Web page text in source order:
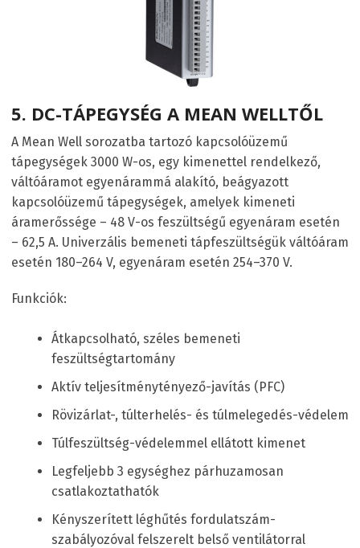
5. DC-TÁPEGYSÉG A MEAN WELLTŐL
A Mean Well sorozatba tartozó kapcsolóüzemű
tápegységek 3000 W-os, egy kimenettel rendelkező,
váltóáramot egyenárammá alakító, beágyazott
kapcsolóüzemű tápegységek, amelyek kimeneti
áramerőssége – 48 V-os feszültségű egyenáram esetén
– 62,5 A. Univerzális bemeneti tápfeszültségük váltóáram
esetén 180–264 V, egyenáram esetén 254–370 V.
Funkciók:
Átkapcsolható, széles bemeneti
feszültségtartomány
Aktív teljesítménytényező-javítás (PFC)
Rövizárlat-, túlterhelés- és túlmelegedés-védelem
Túlfeszültség-védelemmel ellátott kimenet
Legfeljebb 3 egységhez párhuzamosan
csatlakoztathatók
Kényszerített léghűtés fordulatszám-
szabályozóval felszerelt belső ventilátorral